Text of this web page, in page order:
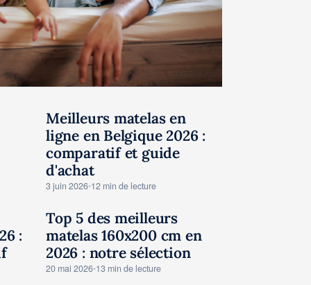
TESTS AVIS MATELAS
Meilleurs matelas en
ligne en Belgique 2026 :
comparatif et guide
d'achat
3 juin 2026•12 min de lecture
:
TESTS AVIS MATELAS
Top 5 des meilleurs
matelas 160x200 cm en
2026 : notre sélection
20 mai 2026•13 min de lecture